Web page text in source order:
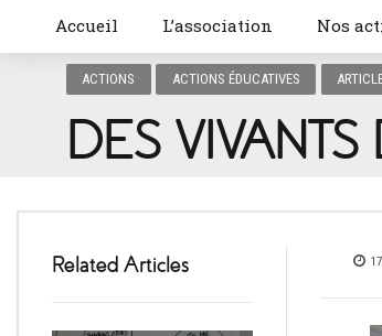
Accueil L’association Nos
ACTIONS ACTIONS ÉDUCATIVES
DES
Related Articles 17